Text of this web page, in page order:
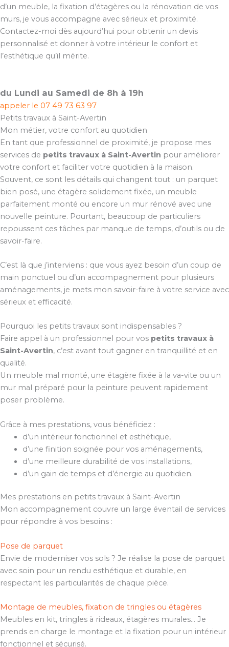
d’un meuble, la fixation d’étagères ou la rénovation de vos
murs, je vous accompagne avec sérieux et proximité.
Contactez-moi dès aujourd’hui pour obtenir un devis
personnalisé et donner à votre intérieur le confort et
l’esthétique qu’il mérite.
du Lundi au Samedi de 8h à 19h
appeler le 07 49 73 63 97
Petits travaux à Saint-Avertin
Mon métier, votre confort au quotidien
En tant que professionnel de proximité, je propose mes
services de petits travaux à Saint-Avertin pour améliorer
votre confort et faciliter votre quotidien à la maison.
Souvent, ce sont les détails qui changent tout : un parquet
bien posé, une étagère solidement fixée, un meuble
parfaitement monté ou encore un mur rénové avec une
nouvelle peinture. Pourtant, beaucoup de particuliers
repoussent ces tâches par manque de temps, d’outils ou de
savoir-faire.
C’est là que j’interviens : que vous ayez besoin d’un coup de
main ponctuel ou d’un accompagnement pour plusieurs
aménagements, je mets mon savoir-faire à votre service avec
sérieux et efficacité.
Pourquoi les petits travaux sont indispensables ?
Faire appel à un professionnel pour vos petits travaux à
Saint-Avertin, c’est avant tout gagner en tranquillité et en
qualité.
Un meuble mal monté, une étagère fixée à la va-vite ou un
mur mal préparé pour la peinture peuvent rapidement
poser problème.
Grâce à mes prestations, vous bénéficiez :
d’un intérieur fonctionnel et esthétique,
d’une finition soignée pour vos aménagements,
d’une meilleure durabilité de vos installations,
d’un gain de temps et d’énergie au quotidien.
Mes prestations en petits travaux à Saint-Avertin
Mon accompagnement couvre un large éventail de services
pour répondre à vos besoins :
Pose de parquet
Envie de moderniser vos sols ? Je réalise la pose de parquet
avec soin pour un rendu esthétique et durable, en
respectant les particularités de chaque pièce.
Montage de meubles, fixation de tringles ou étagères
Meubles en kit, tringles à rideaux, étagères murales… Je
prends en charge le montage et la fixation pour un intérieur
fonctionnel et sécurisé.